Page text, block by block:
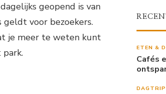
geopend is van
voor bezoekers.
je meer te weten kunt
park.
ETEN &
Cafés